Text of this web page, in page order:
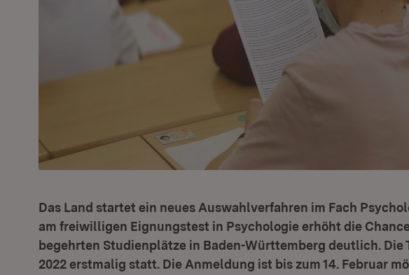
Das Land startet ein neues Auswahlverfahren im Fach
am freiwilligen Eignungstest in Psychologie erhöht die
begehrten Studienplätze in Baden-Württemberg deutlich. Die
2022 erstmalig statt. Die Anmeldung ist bis zum 14. Februar